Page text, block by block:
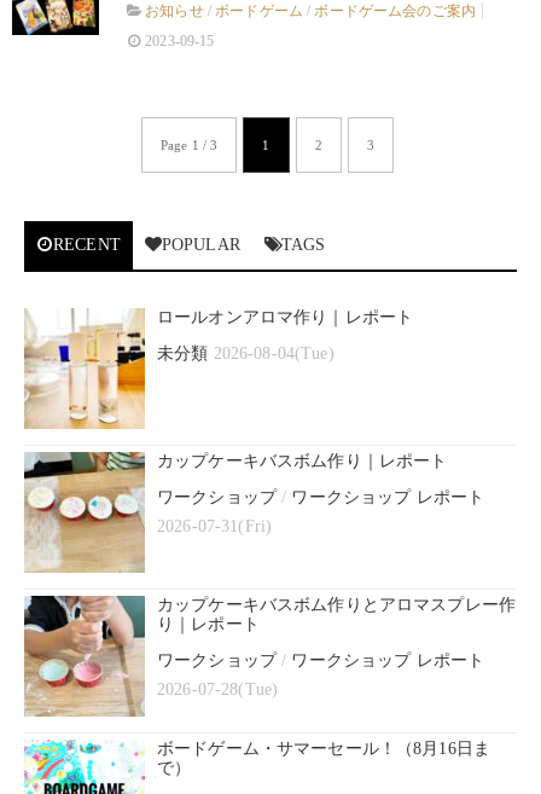
お知らせ/ボードゲーム /ボードゲーム会のご案内
2023-09-15
Page 1 / 3 1 2 3
RECENT POPULAR TAGS
ロールオンアロマ作り｜レポート
未分類 2026-08-04(Tue)
カップケーキバスボム作り｜レポート
ワークショップ/ ワークショップ レポート
2026-07-31(Fri)
カップケーキバスボム作りとアロマスプレー作
り｜レポート
ワークショップ/ ワークショップ レポート
2026-07-28(Tue)
ボードゲーム・サマーセール！（8月16日ま
で）